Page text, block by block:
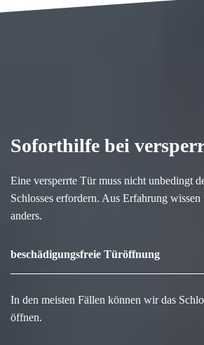
Soforthilfe bei
Eine versperrte Tür muss nicht unbedingt
Schlosses erfordern. Aus Erfahrung
anders.
beschädigungsfreie Türöffnung
In den meisten Fällen können wir das
öffnen.